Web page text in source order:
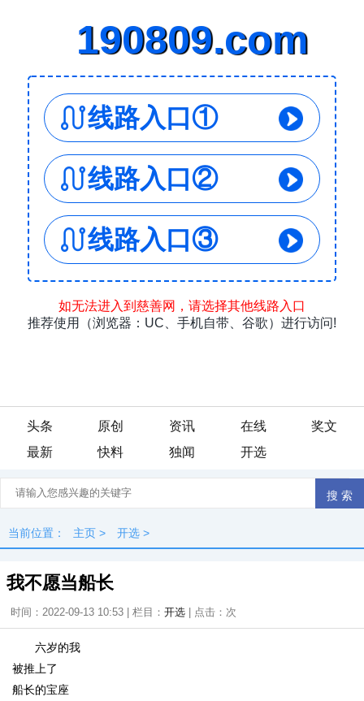
头条 原创 资讯 在线
奖文
最新
快料 独闻 开选
当前位置： 主页 > 开选 >
我不愿当船长
时间：2022-09-13 10:53 | 栏目： 开选 | 点击： 次
六岁的我
被推上了
船长的宝座